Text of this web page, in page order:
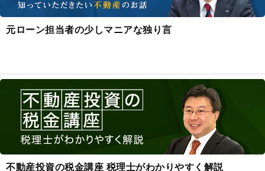
元ローン担当者の少しマニアな独り言
不動産投資の税金講座 税理士がわかりやすく解説